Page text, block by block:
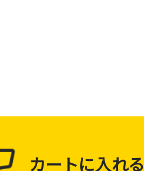
カートに入れる